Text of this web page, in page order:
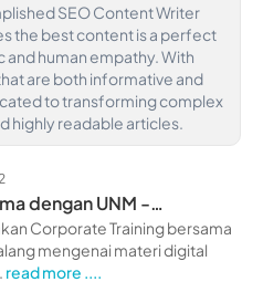
SEO Content Writer
the best content is a perfect
human empathy. With
are both informative and
to transforming complex
highly readable articles.
dengan UNM -
Corporate Training bersama
mengenai materi digital
read more ....